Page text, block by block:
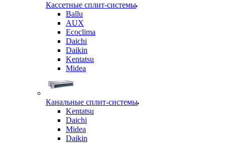
Кассетные сплит-системы
Ballu
AUX
Ecoclima
Daichi
Daikin
Kentatsu
Midea
Канальные сплит-системы
Kentatsu
Daichi
Midea
Daikin